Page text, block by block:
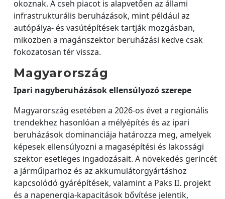
okoznak. A cseh piacot is alapvetően az állami
infrastrukturális beruházások, mint például az
autópálya- és vasútépítések tartják mozgásban,
miközben a magánszektor beruházási kedve csak
fokozatosan tér vissza.
Magyarország
Ipari nagyberuházások ellensúlyozó szerepe
Magyarország esetében a 2026-os évet a regionális
trendekhez hasonlóan a mélyépítés és az ipari
beruházások dominanciája határozza meg, amelyek
képesek ellensúlyozni a magasépítési és lakossági
szektor esetleges ingadozásait. A növekedés gerincét
a járműiparhoz és az akkumulátorgyártáshoz
kapcsolódó gyárépítések, valamint a Paks II. projekt
és a napenergia-kapacitások bővítése jelentik,